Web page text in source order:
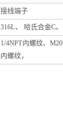
接线端子
316L、 哈氏合金C
1/4NPT内螺纹、
内螺纹，